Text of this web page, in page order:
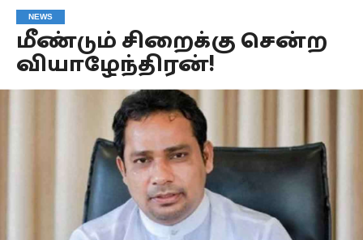
NEWS
மீண்டும் சிறைக்கு சென்ற
வியாழேந்திரன்!